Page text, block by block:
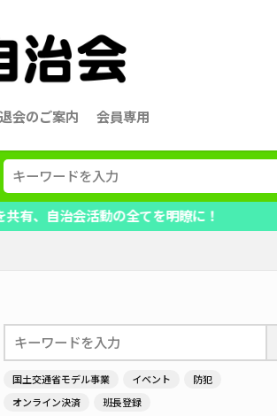
会のご案内 会員専用
全てを明瞭に！
国土交通省モデル事業 イベント
防犯
オンライン決済
班長登録